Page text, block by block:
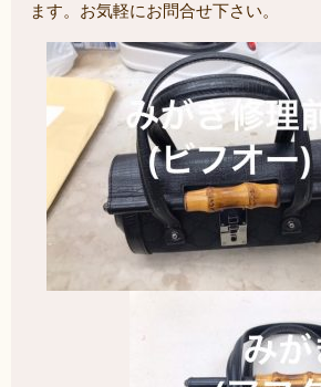
ます。お気軽にお問合せ下さい。